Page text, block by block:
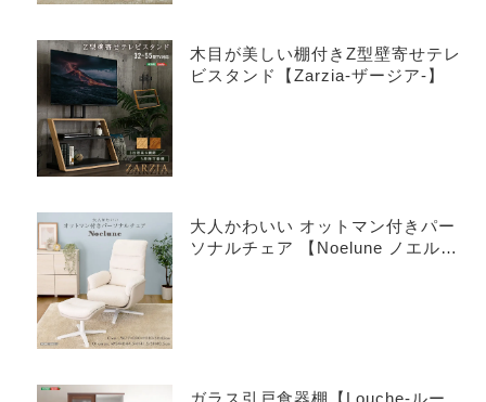
木目が美しい棚付きZ型壁寄せテレ
ビスタンド【Zarzia-ザージア-】
大人かわいい オットマン付きパー
ソナルチェア 【Noelune ノエル